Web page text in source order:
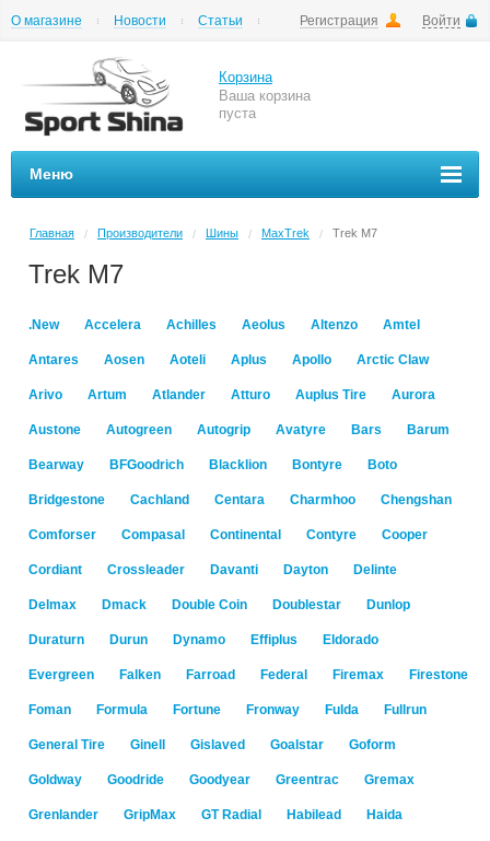
Регистрация Войти
О магазине Новости
Статьи
Корзина
Ваша корзина
пуста
Меню
Главная / Производители / Шины / MaxTrek / Trek M7
Trek M7
.New Accelera Achilles Aeolus Altenzo Amtel
Antares Aosen Aoteli Aplus Apollo Arctic Claw
Arivo Artum Atlander Atturo Auplus Tire Aurora
Austone Autogreen Autogrip Avatyre Bars Barum
Bearway BFGoodrich Blacklion Bontyre Boto
Bridgestone Cachland Centara Charmhoo Chengshan
Comforser Compasal Continental Contyre Cooper
Cordiant Crossleader Davanti Dayton Delinte
Delmax Dmack Double Coin Doublestar Dunlop
Duraturn Durun Dynamo Effiplus Eldorado
Evergreen Falken Farroad Federal Firemax Firestone
Foman Formula Fortune Fronway Fulda Fullrun
General Tire Ginell Gislaved Goalstar Goform
Goldway Goodride Goodyear Greentrac Gremax
Grenlander GripMax GT Radial Habilead Haida